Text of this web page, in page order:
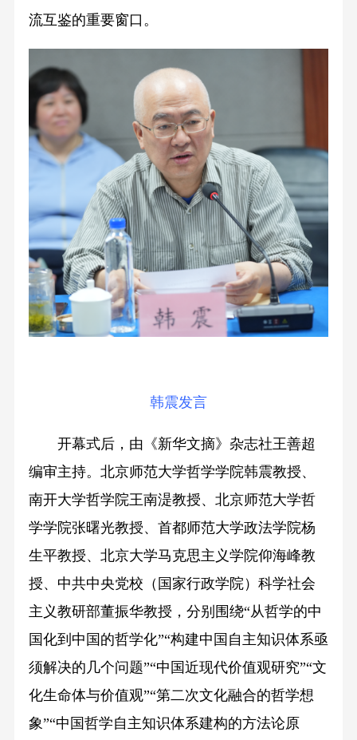
流互鉴的重要窗口。
韩震发言
开幕式后，由《新华文摘》杂志社王善超
编审主持。北京师范大学哲学学院韩震教授、
南开大学哲学院王南湜教授、北京师范大学哲
学学院张曙光教授、首都师范大学政法学院杨
生平教授、北京大学马克思主义学院仰海峰教
授、中共中央党校（国家行政学院）科学社会
主义教研部董振华教授，分别围绕“从哲学的中
国化到中国的哲学化”“构建中国自主知识体系亟
须解决的几个问题”“中国近现代价值观研究”“文
化生命体与价值观”“第二次文化融合的哲学想
象”“中国哲学自主知识体系建构的方法论原